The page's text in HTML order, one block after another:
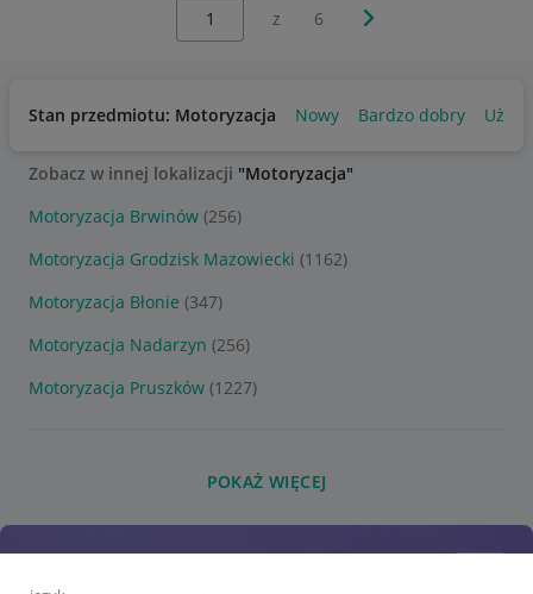
z 6 Następna strona
Stan przedmiotu: Motoryzacja Nowy Bardzo dobry
Zobacz w innej lokalizacji "Motoryzacja"
Motoryzacja Brwinów (256)
Motoryzacja Grodzisk Mazowiecki (1162)
Motoryzacja Błonie (347)
Motoryzacja Nadarzyn (256)
Motoryzacja Pruszków (1227)
POKAŻ WIĘCEJ